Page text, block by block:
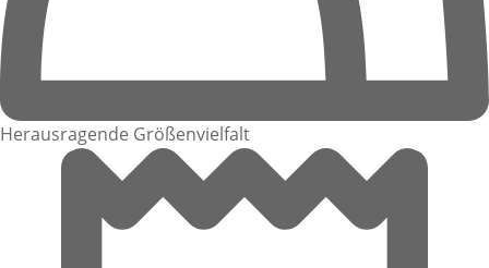
Herausragende Größenvielfalt